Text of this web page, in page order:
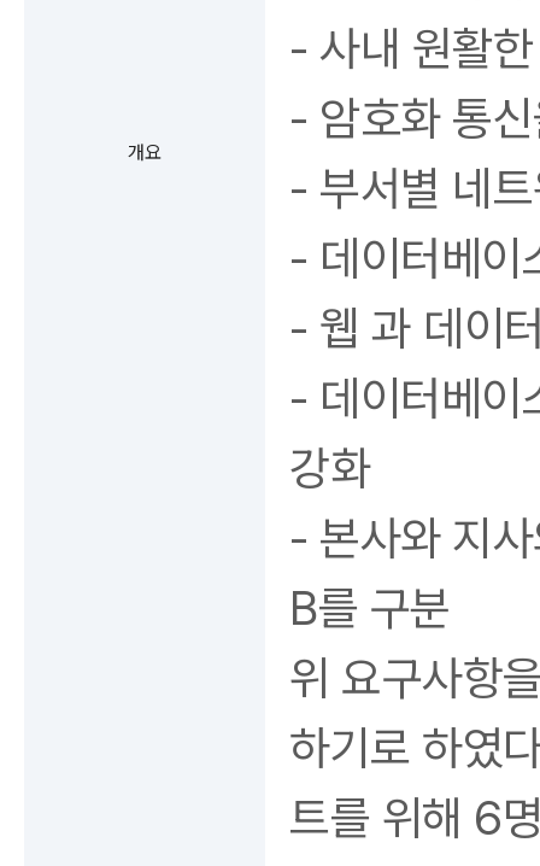
개요
- 사내 원활
- 암호화 통
- 부서별 네
- 데이터베이
- 웹 과 데이
- 데이터베이
강화
- 본사와 지
B를 구분
위 요구사항
하기로 하였
트를 위해 6